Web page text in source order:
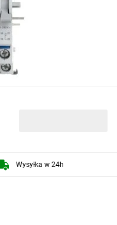
Wysyłka w 24h